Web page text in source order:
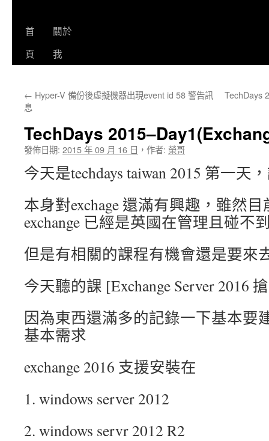
首
頁
關於
我
← Hyper-V 備份後虛擬機器出現event id 58 警告訊
息
TechDays
TechDays
發佈日期: 2015 年 09 月 16 日 ， 作者: 榮哥
今天是techdays taiwan 2015 第一天
本身對exchage 還滿有興趣，雖然
exchange 已經是英國在管理且碰不
但是有相關的課程有機會還是要來
今天聽的課 [Exchange Server 2016
因為東西還滿多的記錄一下基本要
基本需求
exchange 2016 支援安裝在
1. windows server 2012
2. windows servr 2012 R2